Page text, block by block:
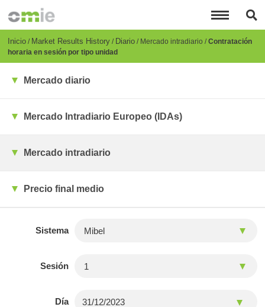
principal
Breadcrumb
Inicio Market Results History Diario Mercado intradiario Contratación
horaria en sesión por tipo unidad
Mercado diario
Mercado Intradiario Europeo (IDAs)
Mercado intradiario
Precio final medio
Sistema
Sesión
Día